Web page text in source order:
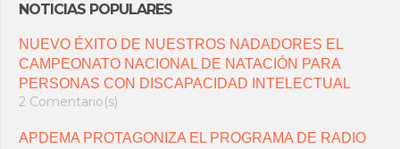
NOTICIAS POPULARES
NUEVO ÉXITO DE NUESTROS NADADORES EL
CAMPEONATO NACIONAL DE NATACIÓN PARA
PERSONAS CON DISCAPACIDAD INTELECTUAL
2 Comentario(s)
APDEMA PROTAGONIZA EL PROGRAMA DE RADIO